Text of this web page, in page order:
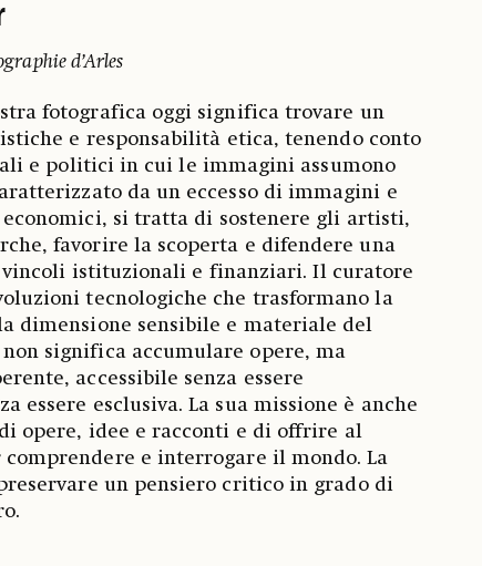
d’Arles
fotografica oggi significa trovare un
e responsabilità etica, tenendo conto
e politici in cui le immagini assumono
da un eccesso di immagini e
si tratta di sostenere gli artisti,
favorire la scoperta e difendere una
istituzionali e finanziari. Il curatore
tecnologiche che trasformano la
dimensione sensibile e materiale del
significa accumulare opere, ma
accessibile senza essere
essere esclusiva. La sua missione è anche
opere, idee e racconti e di offrire al
e interrogare il mondo. La
un pensiero critico in grado di